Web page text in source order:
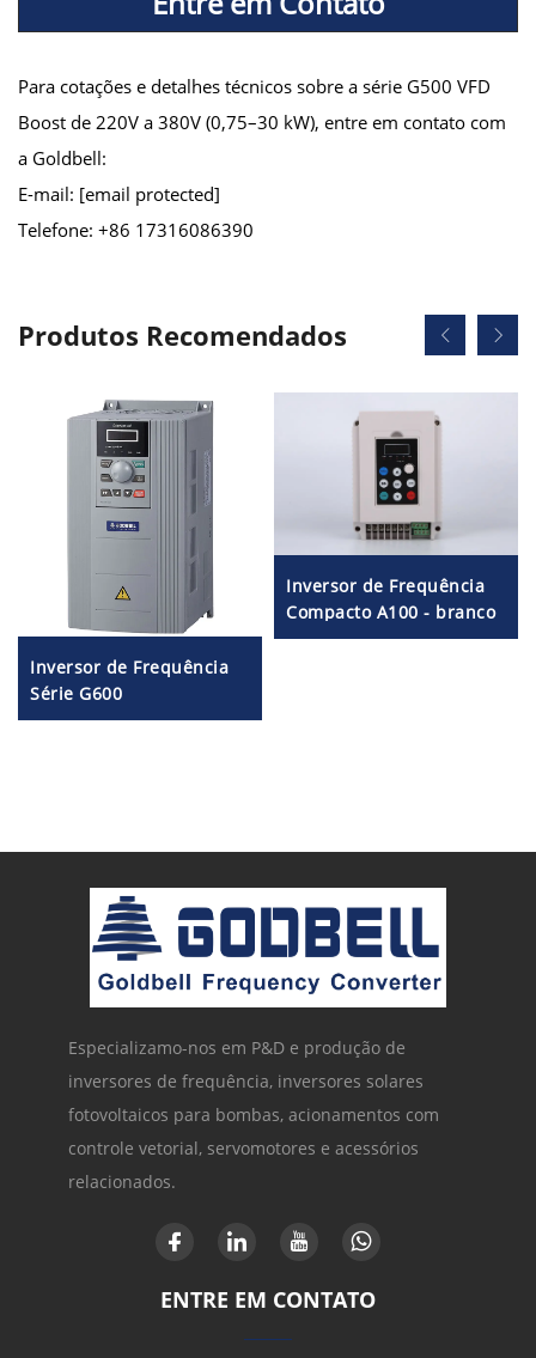
Para cotações e detalhes técnicos sobre a série G500 VFD
Boost de 220V a 380V (0,75–30 kW), entre em contato com
a Goldbell:
E-mail: [email protected]
Telefone: +86 17316086390
Produtos Recomendados
Inversor de Frequência
Série G600
Inversor de Frequência
Compacto A100 - branco
Especializamo-nos em P&D e produção de
inversores de frequência, inversores solares
fotovoltaicos para bombas, acionamentos com
controle vetorial, servomotores e acessórios
relacionados.
ENTRE EM CONTATO